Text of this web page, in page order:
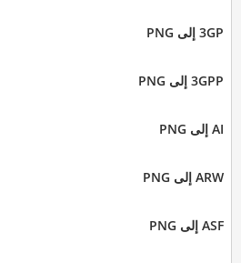
3GP إلى PNG
3GPP إلى PNG
AI إلى PNG
ARW إلى PNG
ASF إلى PNG